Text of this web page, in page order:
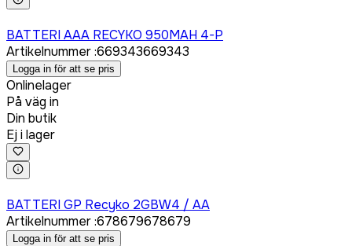
BATTERI AAA RECYKO 950MAH 4-P
Artikelnummer:669343669343
Logga in för att se pris
Onlinelager
På väg in
Din butik
Ej i lager
BATTERI GP Recyko 2GBW4 / AA
Artikelnummer:678679678679
Logga in för att se pris